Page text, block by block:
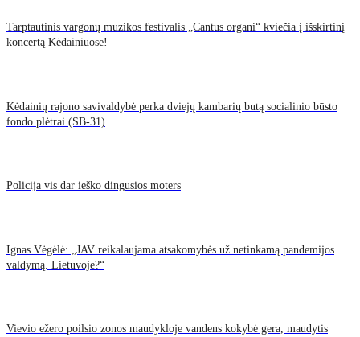
Tarptautinis vargonų muzikos festivalis „Cantus organi“ kviečia į išskirtinį
koncertą Kėdainiuose!
Kėdainių rajono savivaldybė perka dviejų kambarių butą socialinio būsto
fondo plėtrai (SB-31)
Policija vis dar ieško dingusios moters
Ignas Vėgėlė: „JAV reikalaujama atsakomybės už netinkamą pandemijos
valdymą. Lietuvoje?“
Vievio ežero poilsio zonos maudykloje vandens kokybė gera, maudytis